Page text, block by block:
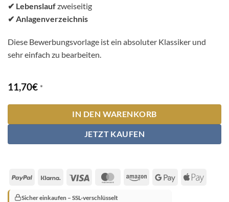
✔ Lebenslaufzweiseitig
✔ Anlagenverzeichnis
Diese Bewerbungsvorlage ist ein absoluter Klassiker und
sehr einfach zu bearbeiten.
11,70€ *
IN DEN WARENKORB
JETZT KAUFEN
PayPal Klarna Visa MasterCardAmazonGoogle Apple
Sicher einkaufen – SSL-verschlüsselt